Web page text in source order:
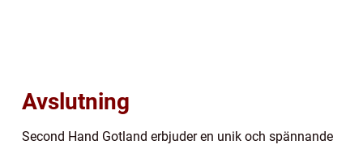
Avslutning
Second Hand Gotland erbjuder en unik och spännande